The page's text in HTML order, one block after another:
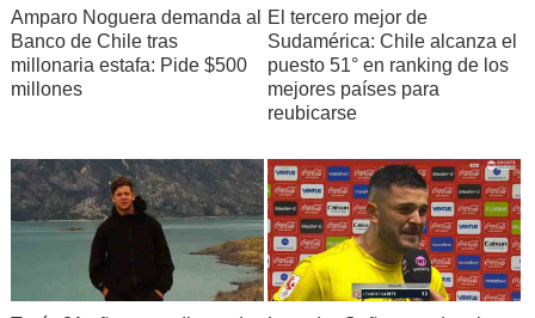
Amparo Noguera demanda al
Banco de Chile tras
millonaria estafa: Pide $500
millones
El tercero mejor de
Sudamérica: Chile alcanza el
puesto 51° en ranking de los
mejores países para
reubicarse